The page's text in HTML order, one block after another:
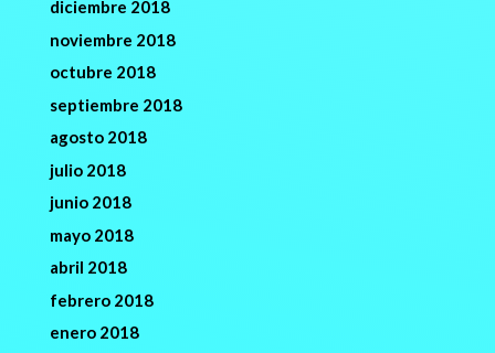
diciembre 2018
noviembre 2018
octubre 2018
septiembre 2018
agosto 2018
julio 2018
junio 2018
mayo 2018
abril 2018
febrero 2018
enero 2018